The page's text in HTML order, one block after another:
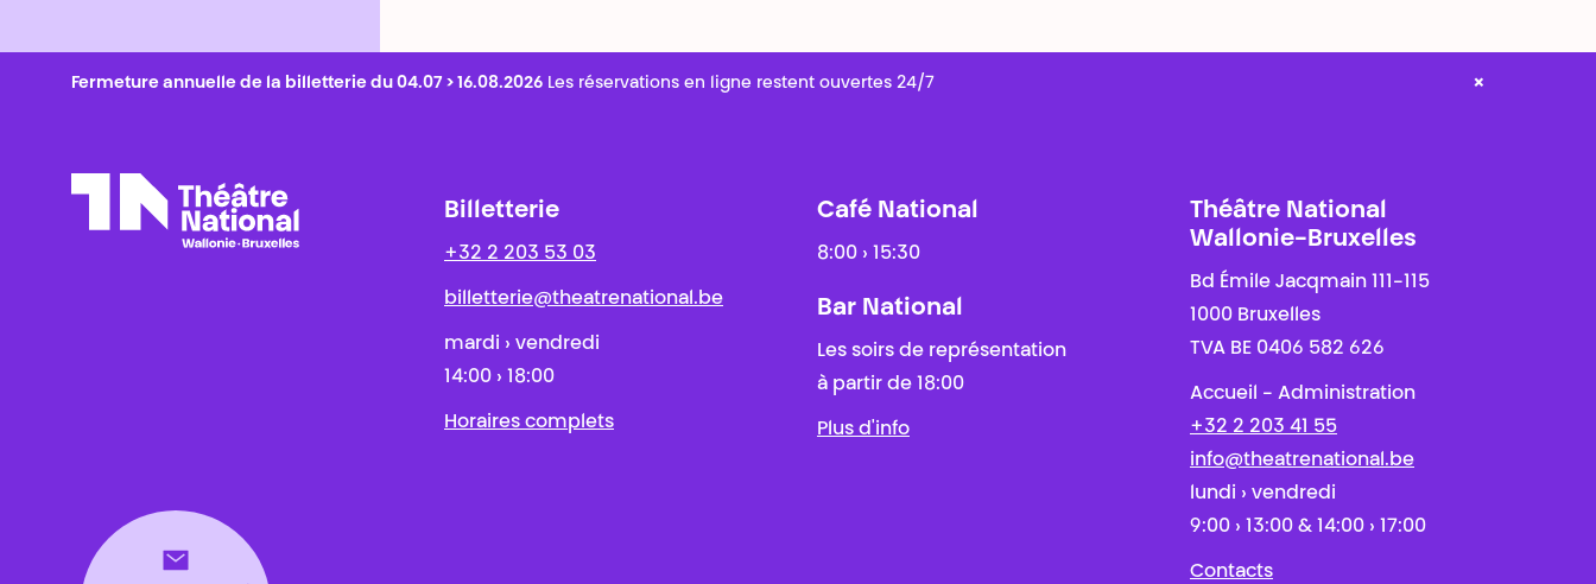
Fermeture annuelle de la billetterie du 04.07 > 16.08.2026 Les réservations en ligne restent ouvertes 24/7 ×
Billetterie
+32 2 203 53 03
billetterie@theatrenational.be
mardi › vendredi
14:00 › 18:00
Horaires complets
Café National
8:00 › 15:30
Bar National
Les soirs de représentation
à partir de 18:00
Plus d'info
Théâtre National
Wallonie-Bruxelles
Bd Émile Jacqmain 111-115
1000 Bruxelles
TVA BE 0406 582 626
Accueil - Administration
+32 2 203 41 55
info@theatrenational.be
lundi › vendredi
9:00 › 13:00 & 14:00 › 17:00
Contacts